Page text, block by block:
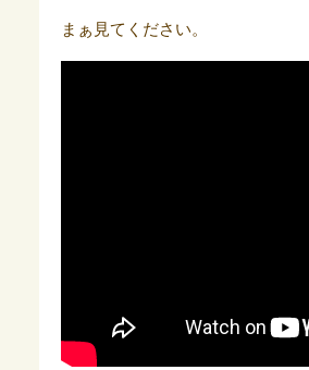
まぁ見てください。